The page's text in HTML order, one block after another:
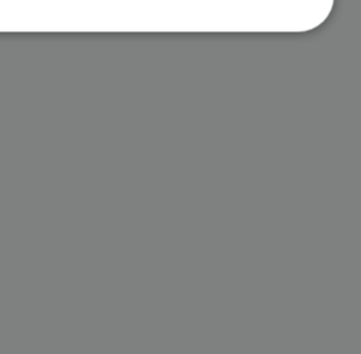
cookies maken de
van de website mogelijk, zoals
niet goed worden gebruikt zonder de
cookies.